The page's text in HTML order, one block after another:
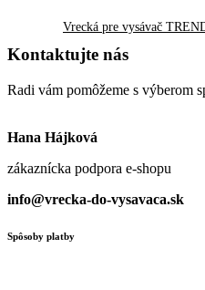
Vrecká pre vysávač
Kontaktujte nás
Radi vám pomôžeme s výberom
Hana Hájková
zákaznícka podpora e-shopu
info@vrecka-do-vysavaca.sk
Spôsoby platby